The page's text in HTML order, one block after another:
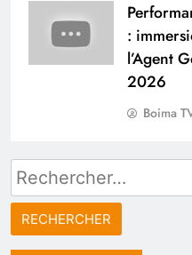
:
l’Agent
2026
Boima
Rechercher :